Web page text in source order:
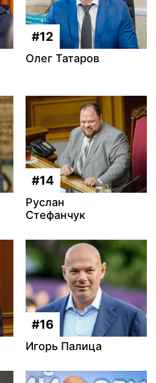
#12
Олег Татаров
#14
Руслан
Стефанчук
#16
Игорь Палица